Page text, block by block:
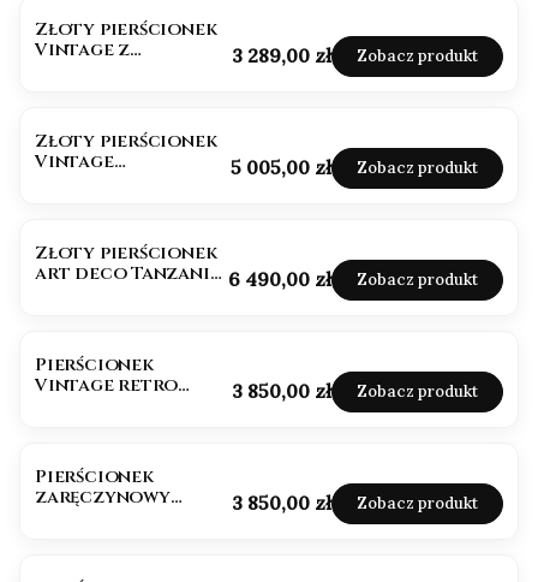
Złoty pierścionek
Vintage z
Cena
3 289,00 zł Zobacz produkt
Złoty pierścionek
Vintage
Cena
5 005,00 zł Zobacz produkt
Złoty pierścionek
art deco Tanzanit Cena
6 490,00 zł Zobacz produkt
Pierścionek
Vintage retro
Cena
3 850,00 zł Zobacz produkt
Pierścionek
zaręczynowy
Cena
3 850,00 zł Zobacz produkt